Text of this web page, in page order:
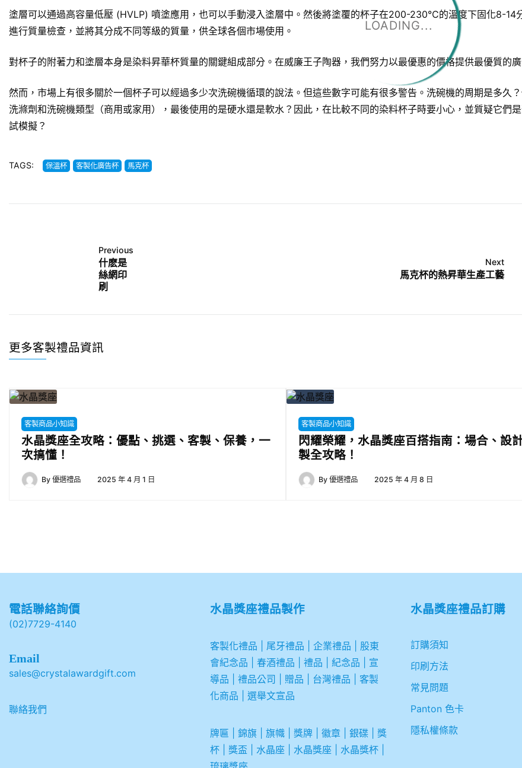
LOADING...
塗層可以通過高容量低壓 (HVLP) 噴塗應用，也可以手動浸入塗層中。然後將塗覆的杯子在200-230℃的溫度下固化8-14
進行質量檢查，並將其分成不同等級的質量，供全球各個市場使用。
對杯子的附著力和塗層本身是染料昇華杯質量的關鍵組成部分。在威廉王子陶器，我們努力以最優惠的價格提供最優質的
然而，市場上有很多關於一個杯子可以經過多少次洗碗機循環的說法。但這些數字可能有很多警告。洗碗機的周期是多久？
洗滌劑和洗碗機類型（商用或家用），最後使用的是硬水還是軟水？因此，在比較不同的染料杯子時要小心，並質疑它們
試模擬？
TAGS: 保溫杯 客製化廣告杯 馬克杯
Previous
什麽是
絲網印
刷
Next
馬克杯的熱昇華生產工藝
更多客製禮品資訊
客製商品小知識
水晶獎座全攻略：優點、挑選、客製、保養，一
次搞懂！
By 優選禮品 2025 年 4 月 1 日
客製商品小知識
閃耀榮耀，水晶獎座百搭指南：場合、設
製全攻略！
By 優選禮品 2025 年 4 月 8 日
電話聯絡詢價
(02)7729-4140
Email
sales@crystalawardgift.com
聯絡我們
水晶獎座禮品製作
客製化禮品 尾牙禮品 企業禮品
股東
會紀念品
春酒禮品 禮品 紀念品
宣
導品
禮品公司 贈品 台灣禮品
客製
化商品
選舉文宣品
牌匾 錦旗| 旗幟| 獎牌| 徽章| 銀碟| 獎
杯| 獎盃 水晶座| 水晶獎座| 水晶獎杯|
水晶獎座禮品訂購
訂購須知
印刷方法
常見問題
Panton 色卡
隱私權條款